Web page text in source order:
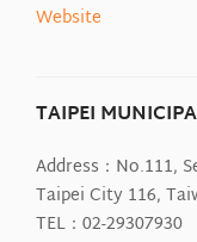
Website
TAIPEI
Address：No.111,
Taipei City 116,
TEL：02-29307930